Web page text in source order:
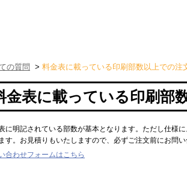
の質問 > 料金表に載っている印刷部数以上での注
金表に載っている印刷部
に明記されている部数が基本となります。ただし仕様
す。お見積りもいたしますので、必ずご注文前にお問い
合わせフォームはこちら